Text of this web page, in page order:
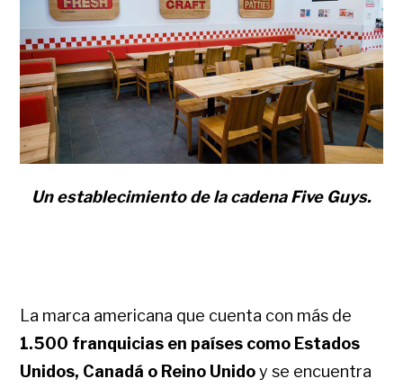
Un establecimiento de la cadena Five Guys.
La marca americana que cuenta con más de
1.500 franquicias en países como Estados
Unidos, Canadá o Reino Unidoy se encuentra